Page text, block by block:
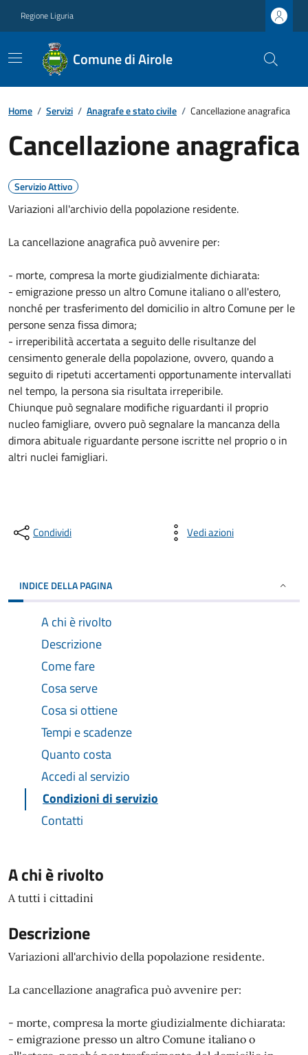
Regione Liguria
Comune di Airole
Home / Servizi / Anagrafe e stato civile / Cancellazione anagrafica
Cancellazione anagrafica
Servizio Attivo
Variazioni all'archivio della popolazione residente.
La cancellazione anagrafica può avvenire per:
- morte, compresa la morte giudizialmente dichiarata:
- emigrazione presso un altro Comune italiano o all'estero,
nonché per trasferimento del domicilio in altro Comune per le
persone senza fissa dimora;
- irreperibilità accertata a seguito delle risultanze del
censimento generale della popolazione, ovvero, quando a
seguito di ripetuti accertamenti opportunamente intervallati
nel tempo, la persona sia risultata irreperibile.
Chiunque può segnalare modifiche riguardanti il proprio
nucleo famigliare, ovvero può segnalare la mancanza della
dimora abituale riguardante persone iscritte nel proprio o in
altri nuclei famigliari.
Condividi Vedi azioni
INDICE DELLA PAGINA
A chi è rivolto
Descrizione
Come fare
Cosa serve
Cosa si ottiene
Tempi e scadenze
Quanto costa
Accedi al servizio
Condizioni di servizio
Contatti
A chi è rivolto
A tutti i cittadini
Descrizione
Variazioni all'archivio della popolazione residente.
La cancellazione anagrafica può avvenire per:
- morte, compresa la morte giudizialmente dichiarata:
- emigrazione presso un altro Comune italiano o